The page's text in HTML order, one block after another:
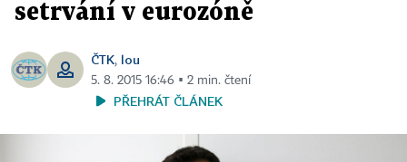
setrvání v eurozóně
ČTK, lou
5. 8. 2015 16:46 ▪ 2 min. čtení
PŘEHRÁT ČLÁNEK